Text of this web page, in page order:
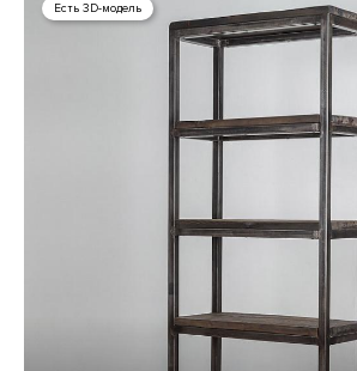
Есть 3D-модель